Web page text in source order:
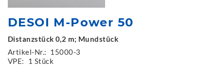
DESOI M-Power 50
Distanzstück 0,2 m; Mundstück
Artikel-Nr.: 15000-3
VPE:
1 Stück